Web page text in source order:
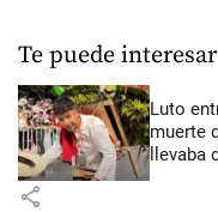
Te puede interesar
Luto
muerte
share